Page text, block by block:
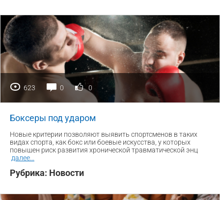
623 0 0
Боксеры под ударом
Новые критерии позволяют выявить спортсменов в таких
видах спорта, как бокс или боевые искусства, у которых
повышен риск развития хронической травматической энц
далее
Рубрика: Новости